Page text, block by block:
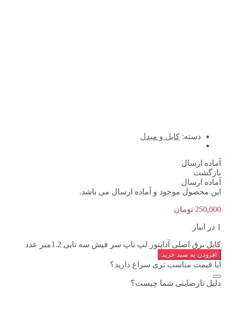
دسته: کابل و مبدل
آماده ارسال
بازگشت
آماده ارسال
این محصول موجود و آماده ارسال می باشد.
250,000 تومان
1 در انبار
کابل برق اصلی آداپتور لپ تاپ سر فیش سه تایی 1.2متر عدد
افزودن به سبد خرید
آیا قیمت مناسب تری سراغ دارید؟
دلیل نارضایتی شما چیست؟